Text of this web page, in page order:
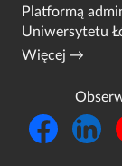
Platformą
Uniwersytetu
Więcej →